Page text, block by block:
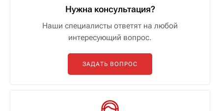
Нужна консультация?
Наши специалисты ответят на любой
интересующий вопрос.
ЗАДАТЬ ВОПРОС